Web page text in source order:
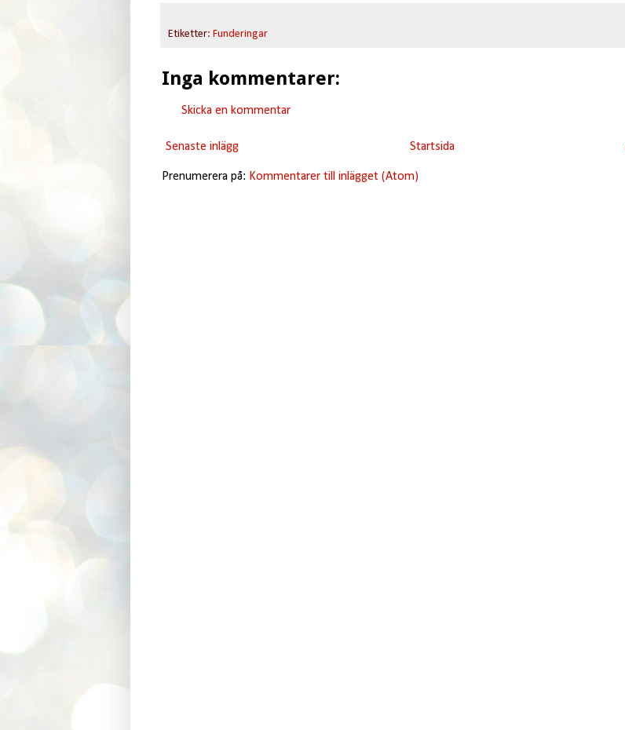
Etiketter: Funderingar
Inga kommentarer:
Skicka en kommentar
Senaste inlägg Startsida
Prenumerera på: Kommentarer till inlägget (Atom)